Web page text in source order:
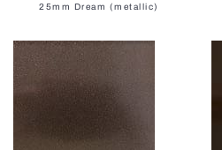
25mm Dream (metallic)